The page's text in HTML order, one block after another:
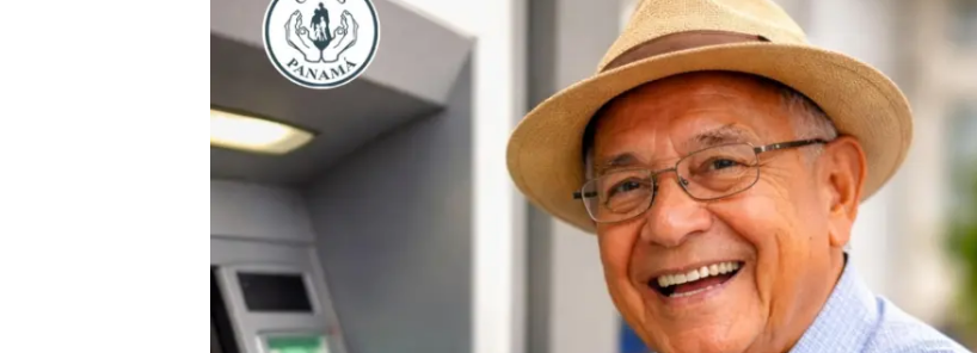
Video, Japón: Terremoto
deja heridos y graves
daños en Kumamoto